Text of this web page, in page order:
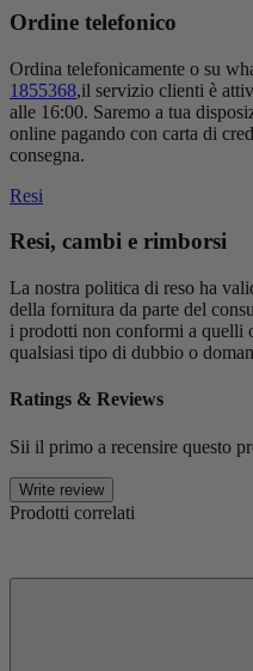
Ordine telefonico
Ordina telefonicamente o su
1855368,il servizio clienti è
alle 16:00. Saremo a tua
online pagando con carta di
consegna.
Resi
Resi, cambi e rimborsi
La nostra politica di reso ha
della fornitura da parte del
i prodotti non conformi a quelli
qualsiasi tipo di dubbio o
Ratings & Reviews
Sii il primo a recensire questo
Write review
Prodotti correlati